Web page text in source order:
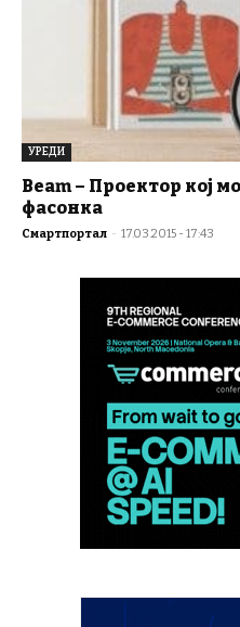
УРЕДИ
Beam – Проектор кој
фасонка
Смартпортал - 17.03.2015 - 17:43